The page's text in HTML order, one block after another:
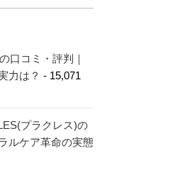
口コミ・評判｜
力は？ - 15,071
プラクレス)の
ルケア革命の実態